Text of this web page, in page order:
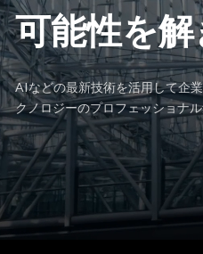
可能性を
AIなどの最新技術を活用して企
クノロジーのプロフェッショナ